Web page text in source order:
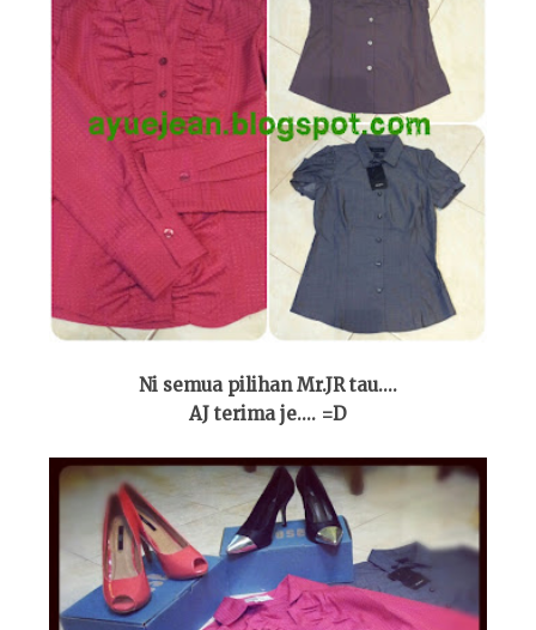
Ni semua pilihan Mr.JR tau....
AJ terima je.... =D